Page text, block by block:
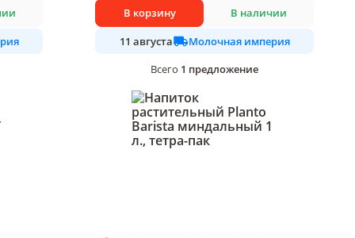
В корзину В наличии
11 августа
Молочная империя
Всего 1 предложение